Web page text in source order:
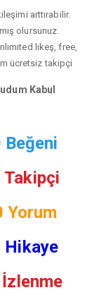
arttırabilir.
olursunuz.
lıkeş, free,
ücretsiz takipçi
Kabul
Yorum